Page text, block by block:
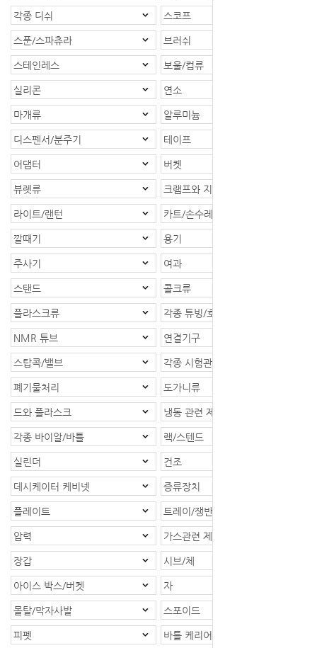
각종 디쉬 스코프
스푼/스파츄라 브러쉬
스테인레스 보울/컵류
실리콘 연소
마개류 알루미늄
디스펜서/분주기 테이프
어댑터 버켓
뷰렛류 크램프와 지지대
라이트/랜턴 카트/손수레
깔때기 용기
주사기 여과
스탠드 콜크류
플라스크류 각종 튜빙/호스
NMR 튜브 연결기구
스탑콕/밸브 각종 시험관
폐기물처리 도가니류
드와 플라스크 냉동 관련 제품
각종 바이알/바틀 랙/스텐드
실린더 건조
데시케이터 케비넷 증류장치
플레이트 트레이/쟁반
압력 가스관련 제품
장갑 시브/체
아이스 박스/버켓 자
몰탈/막자사발 스포이드
피펫 바틀 케리어/바틀랙